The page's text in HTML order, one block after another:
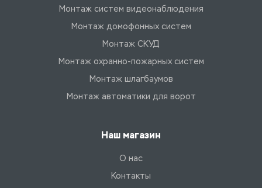
Монтаж систем видеонаблюдения
Монтаж домофонных систем
Монтаж СКУД
Монтаж охранно-пожарных систем
Монтаж шлагбаумов
Монтаж автоматики для ворот
Наш магазин
О нас
Контакты